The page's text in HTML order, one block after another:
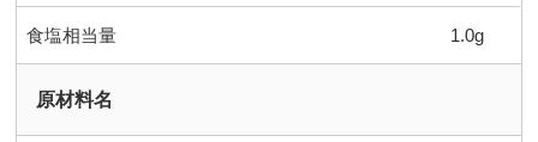
食塩相当量 1.0g
原材料名